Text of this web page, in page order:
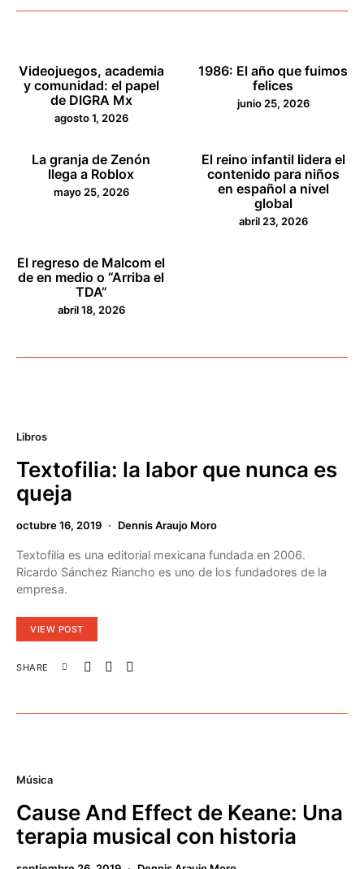
Videojuegos, academia
y comunidad: el papel
de DIGRA Mx
agosto 1, 2026
1986: El año que fuimos
felices
junio 25, 2026
La granja de Zenón
llega a Roblox
mayo 25, 2026
El reino infantil lidera el
contenido para niños
en español a nivel
global
abril 23, 2026
El regreso de Malcom el
de en medio o “Arriba el
TDA”
abril 18, 2026
Libros
Textofilia: la labor que nunca es
queja
octubre 16, 2019 Dennis Araujo Moro
Textofilia es una editorial mexicana fundada en 2006.
Ricardo Sánchez Riancho es uno de los fundadores de la
empresa.
VIEW POST
SHARE
Música
Cause And Effect de Keane: Una
terapia musical con historia